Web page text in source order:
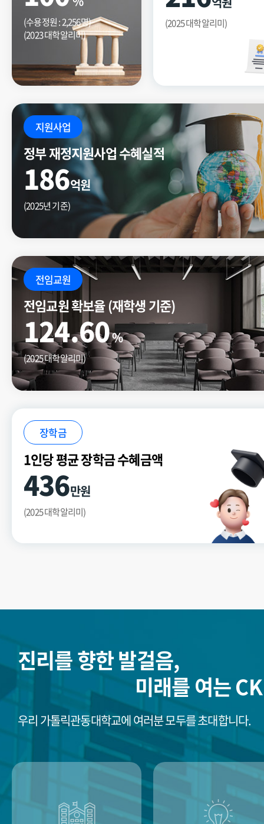
(수용정원 : 2,256명)
(2023 대학알리미)
(2025 대학알리미)
지원사업
정부 재정지원사업 수혜실적
186억원
(2025년 기준)
전임교원
전임교원 확보율 (재학생 기준)
124.60%
(2025 대학알리미)
장학금
1인당 평균 장학금 수혜금액
436만원
(2025 대학알리미)
진리를 향한 발걸음,
미래를 여는
우리 가톨릭관동대학교에 여러분 모두를 초대합니다.